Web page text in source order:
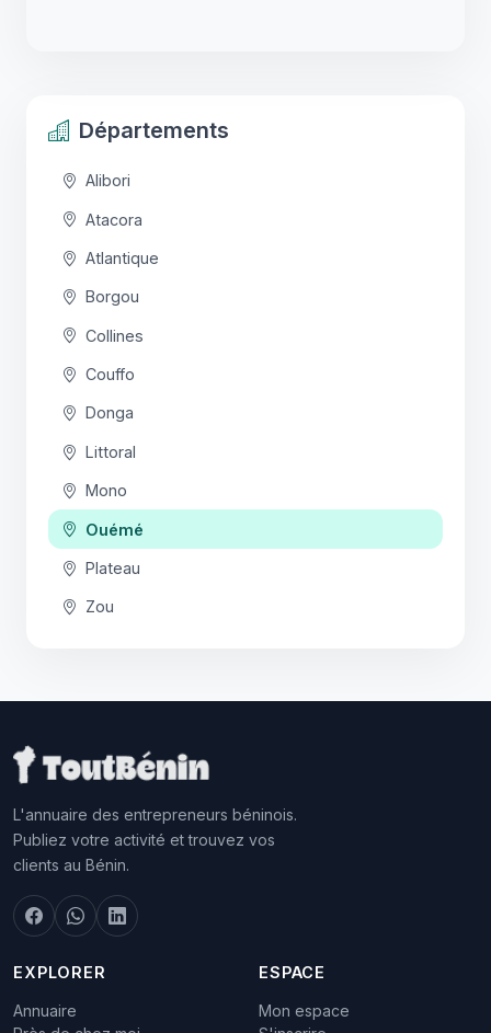
Départements
Alibori
Atacora
Atlantique
Borgou
Collines
Couffo
Donga
Littoral
Mono
Ouémé
Plateau
Zou
L'annuaire des entrepreneurs béninois.
Publiez votre activité et trouvez vos
clients au Bénin.
EXPLORER
Annuaire
ESPACE
Mon espace